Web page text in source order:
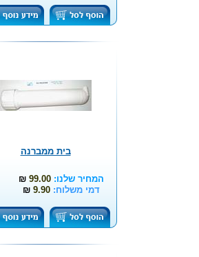
בית ממברנה
המחיר שלנו: 99.00
₪
דמי משלוח: 9.90
₪